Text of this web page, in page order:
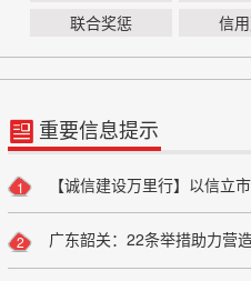
联合奖惩
信
重要信息提示
【诚信建设万里行】以信立市 以诚兴业——方山县
1
广东韶关：22条举措助力营造法
2